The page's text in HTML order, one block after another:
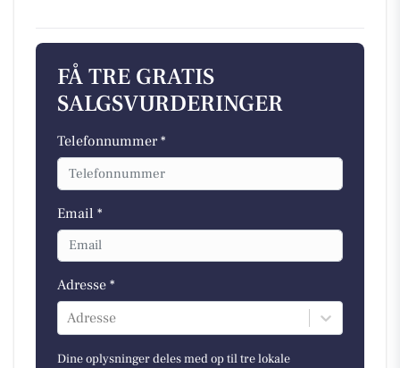
FÅ TRE GRATIS
SALGSVURDERINGER
Telefonnummer *
Email *
Adresse *
Adresse
Dine oplysninger deles med op til tre lokale